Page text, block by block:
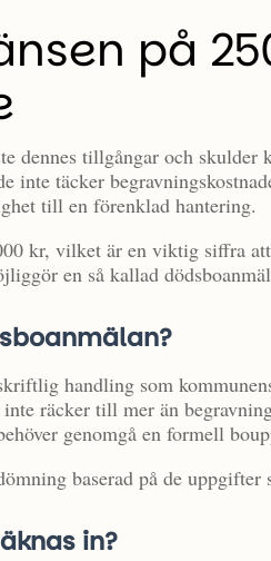
på
dennes tillgångar och
inte täcker
till en förenklad hantering.
kr, vilket är en viktig siffra
en så kallad
handling som
räcker till mer än
genomgå en formell
baserad på de uppgifter
in?